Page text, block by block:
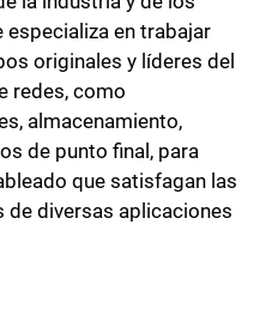
en trabajar
originales y líderes del
redes, como
almacenamiento,
de punto final, para
que satisfagan las
de diversas aplicaciones